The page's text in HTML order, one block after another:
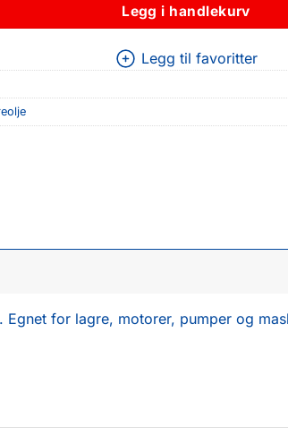
Legg i handlekurv
Legg til favoritter
for lagre, motorer, pumper og